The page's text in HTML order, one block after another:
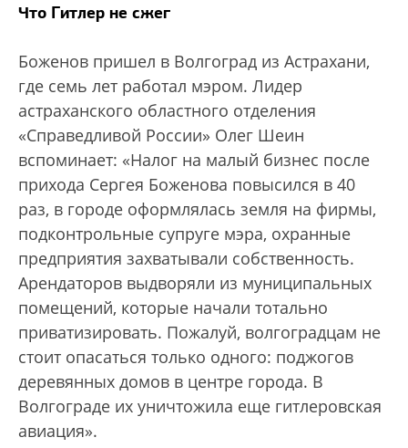
Что Гитлер не сжег
Боженов пришел в Волгоград из Астрахани,
где семь лет работал мэром. Лидер
астраханского областного отделения
«Справедливой России» Олег Шеин
вспоминает: «Налог на малый бизнес после
прихода Сергея Боженова повысился в 40
раз, в городе оформлялась земля на фирмы,
подконтрольные супруге мэра, охранные
предприятия захватывали собственность.
Арендаторов выдворяли из муниципальных
помещений, которые начали тотально
приватизировать. Пожалуй, волгоградцам не
стоит опасаться только одного: поджогов
деревянных домов в центре города. В
Волгограде их уничтожила еще гитлеровская
авиация».